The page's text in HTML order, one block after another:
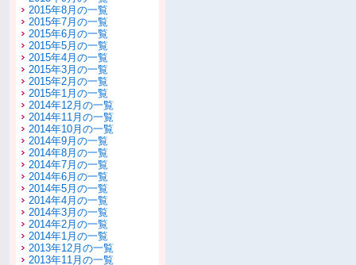
2015年8月の一覧
2015年7月の一覧
2015年6月の一覧
2015年5月の一覧
2015年4月の一覧
2015年3月の一覧
2015年2月の一覧
2015年1月の一覧
2014年12月の一覧
2014年11月の一覧
2014年10月の一覧
2014年9月の一覧
2014年8月の一覧
2014年7月の一覧
2014年6月の一覧
2014年5月の一覧
2014年4月の一覧
2014年3月の一覧
2014年2月の一覧
2014年1月の一覧
2013年12月の一覧
2013年11月の一覧